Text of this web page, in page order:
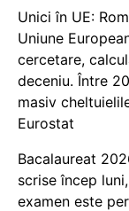
Unici în UE:
Uniune
cercetare,
deceniu. Între
masiv
Eurostat
Bacalaureat
scrise încep
examen este